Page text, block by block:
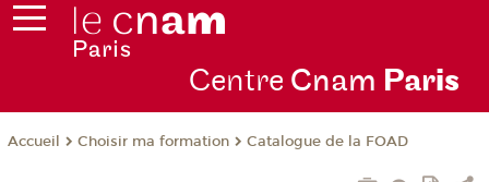
Centre Cnam Paris
Accueil Choisir ma formation Catalogue de la FOAD